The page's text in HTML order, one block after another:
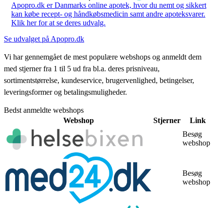
Apopro.dk er Danmarks online apotek, hvor du nemt og sikkert
kan købe recept- og håndkøbsmedicin samt andre apoteksvarer.
Klik her for at se deres udvalg.
Se udvalget på Apopro.dk
Vi har gennemgået de mest populære webshops og anmeldt dem
med stjerner fra 1 til 5 ud fra bl.a. deres prisniveau,
sortimentstørrelse, kundeservice, brugervenlighed, betingelser,
leveringsformer og betalingsmuligheder.
Bedst anmeldte webshops
Webshop
Stjerner
Link
Besøg
webshop
Besøg
webshop